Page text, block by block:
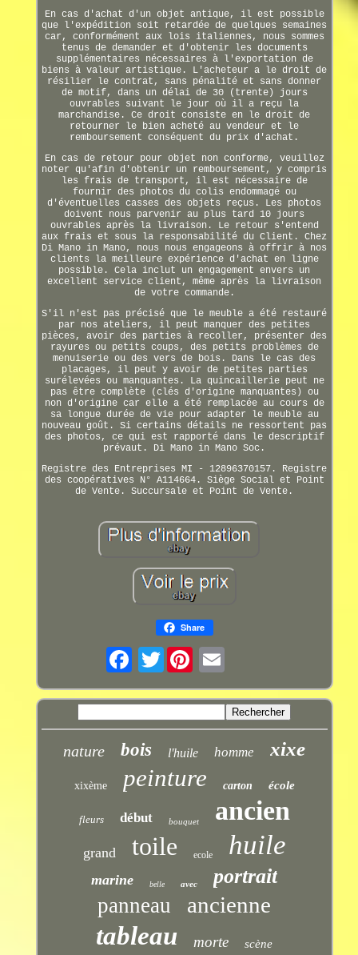
En cas d'achat d'un objet antique, il est possible
que l'expédition soit retardée de quelques semaines
car, conformément aux lois italiennes, nous sommes
tenus de demander et d'obtenir les documents
supplémentaires nécessaires à l'exportation de
biens à valeur artistique. L'acheteur a le droit de
résilier le contrat, sans pénalité et sans donner
de motif, dans un délai de 30 (trente) jours
ouvrables suivant le jour où il a reçu la
marchandise. Ce droit consiste en le droit de
retourner le bien acheté au vendeur et le
remboursement conséquent du prix d'achat.
En cas de retour pour objet non conforme, veuillez
noter qu'afin d'obtenir un remboursement, y compris
les frais de transport, il est nécessaire de
fournir des photos du colis endommagé ou
d'éventuelles casses des objets reçus. Les photos
doivent nous parvenir au plus tard 10 jours
ouvrables après la livraison. Le retour s'entend
aux frais et sous la responsabilité du Client. Chez
Di Mano in Mano, nous nous engageons à offrir à nos
clients la meilleure expérience d'achat en ligne
possible. Cela inclut un engagement envers un
excellent service client, même après la livraison
de votre commande.
S'il n'est pas précisé que le meuble a été restauré
par nos ateliers, il peut manquer des petites
pièces, avoir des parties à recoller, présenter des
rayures ou petits coups, des petits problèmes de
menuiserie ou des vers de bois. Dans le cas des
placages, il peut y avoir de petites parties
surélevées ou manquantes. La quincaillerie peut ne
pas être complète (clés d'origine manquantes) ou
non d'origine car elle a été remplacée au cours de
sa longue durée de vie pour adapter le meuble au
nouveau goût. Si certains détails ne ressortent pas
des photos, ce qui est rapporté dans le descriptif
prévaut. Di Mano in Mano Soc.
Registre des Entreprises MI - 12896370157. Registre
des coopératives N° A114664. Siège Social et Point
de Vente. Succursale et Point de Vente.
Share
Twitter
nature bois l'huile homme xixe
xixème peinture carton école
fleurs début bouquet ancien
grand toile ecole huile
marine belle avec portrait
panneau ancienne
tableau morte scène